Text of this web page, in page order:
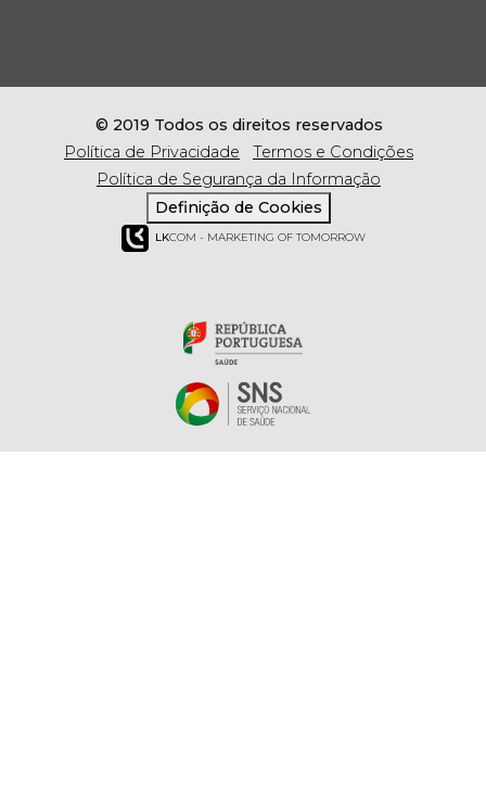
© 2019 Todos os direitos reservados
Política de Privacidade
Termos e Condições
Política de Segurança da Informação
Definição de Cookies
LKCOM - MARKETING OF TOMORROW